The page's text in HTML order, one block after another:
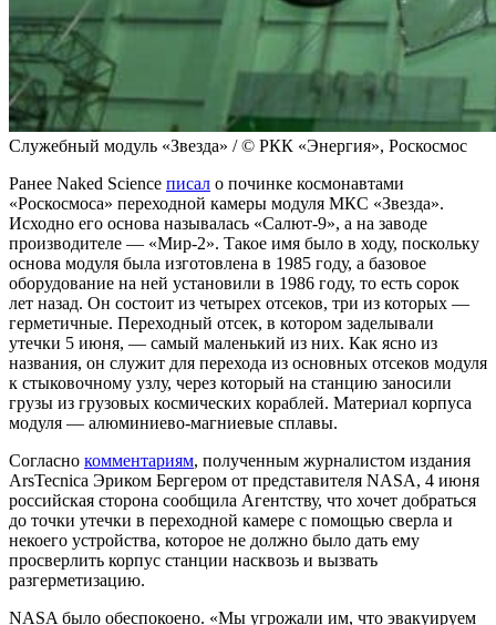
Служебный модуль «Звезда» / © РКК «Энергия», Роскосмос
Ранее Naked Science писал о починке космонавтами
«Роскосмоса» переходной камеры модуля МКС «Звезда».
Исходно его основа называлась «Салют-9», а на заводе
производителе — «Мир-2». Такое имя было в ходу, поскольку
основа модуля была изготовлена в 1985 году, а базовое
оборудование на ней установили в 1986 году, то есть сорок
лет назад. Он состоит из четырех отсеков, три из которых —
герметичные. Переходный отсек, в котором заделывали
утечки 5 июня, — самый маленький из них. Как ясно из
названия, он служит для перехода из основных отсеков модуля
к стыковочному узлу, через который на станцию заносили
грузы из грузовых космических кораблей. Материал корпуса
модуля — алюминиево-магниевые сплавы.
Согласно комментариям, полученным журналистом издания
ArsTecnica Эриком Бергером от представителя NASA, 4 июня
российская сторона сообщила Агентству, что хочет добраться
до точки утечки в переходной камере с помощью сверла и
некоего устройства, которое не должно было дать ему
просверлить корпус станции насквозь и вызвать
разгерметизацию.
NASA было обеспокоено. «Мы угрожали им, что эвакуируем